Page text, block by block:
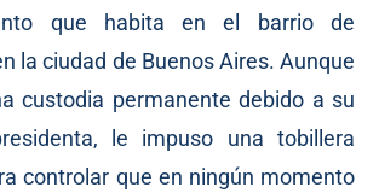
que habita en el barrio de
la ciudad de Buenos Aires. Aunque
custodia permanente debido a su
le impuso una tobillera
controlar que en ningún momento